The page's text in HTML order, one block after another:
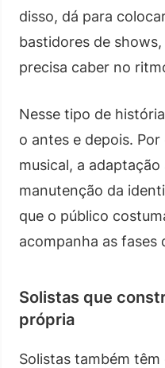
disso, dá para
bastidores de
precisa caber no
Nesse tipo de
o antes e depois.
musical, a
manutenção da
que o público
acompanha as fases
Solistas que
própria
Solistas também